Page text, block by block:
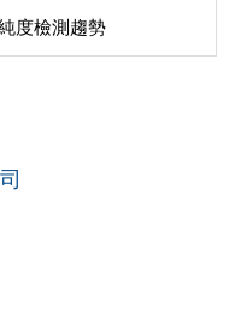
度檢測趨勢